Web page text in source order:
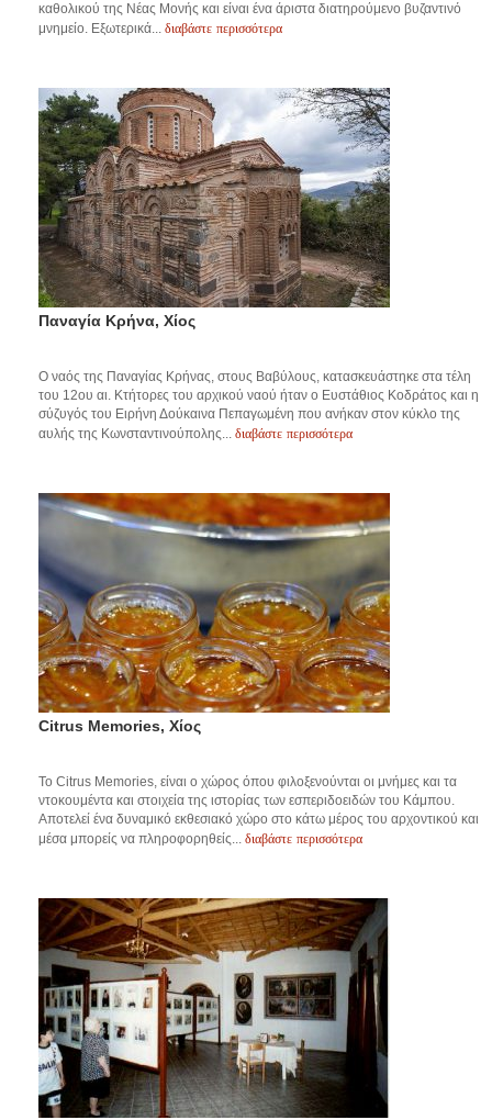
καθολικού της Νέας Μονής και είναι ένα άριστα διατηρούμενο βυζαντινό
μνημείο. Εξωτερικά... διαβάστε περισσότερα
Παναγία Κρήνα, Χίος
Ο ναός της Παναγίας Κρήνας, στους Βαβύλους, κατασκευάστηκε στα τέλη
του 12ου αι. Κτήτορες του αρχικού ναού ήταν ο Ευστάθιος Κοδράτος και η
σύζυγός του Ειρήνη Δούκαινα Πεπαγωμένη που ανήκαν στον κύκλο της
αυλής της Κωνσταντινούπολης... διαβάστε περισσότερα
Citrus Memories, Χίος
Το Citrus Memories, είναι ο χώρος όπου φιλοξενούνται οι μνήμες και τα
ντοκουμέντα και στοιχεία της ιστορίας των εσπεριδοειδών του Κάμπου.
Αποτελεί ένα δυναμικό εκθεσιακό χώρο στο κάτω μέρος του αρχοντικού και
μέσα μπορείς να πληροφορηθείς... διαβάστε περισσότερα